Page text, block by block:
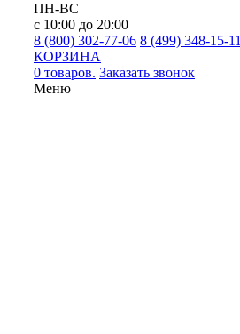
ПН-ВС
с 10:00 до 20:00
8 (800) 302-77-06 8 (499) 348-15-11
КОРЗИНА
0 товаров. Заказать звонок
Меню